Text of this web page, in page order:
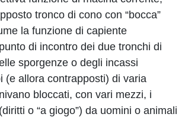
tronco di cono con “bocca”
la funzione di capiente
di incontro dei due tronchi di
sporgenze o degli incassi
(e allora contrapposti) di varia
bloccati, con vari mezzi, i
o “a giogo”) da uomini o animali